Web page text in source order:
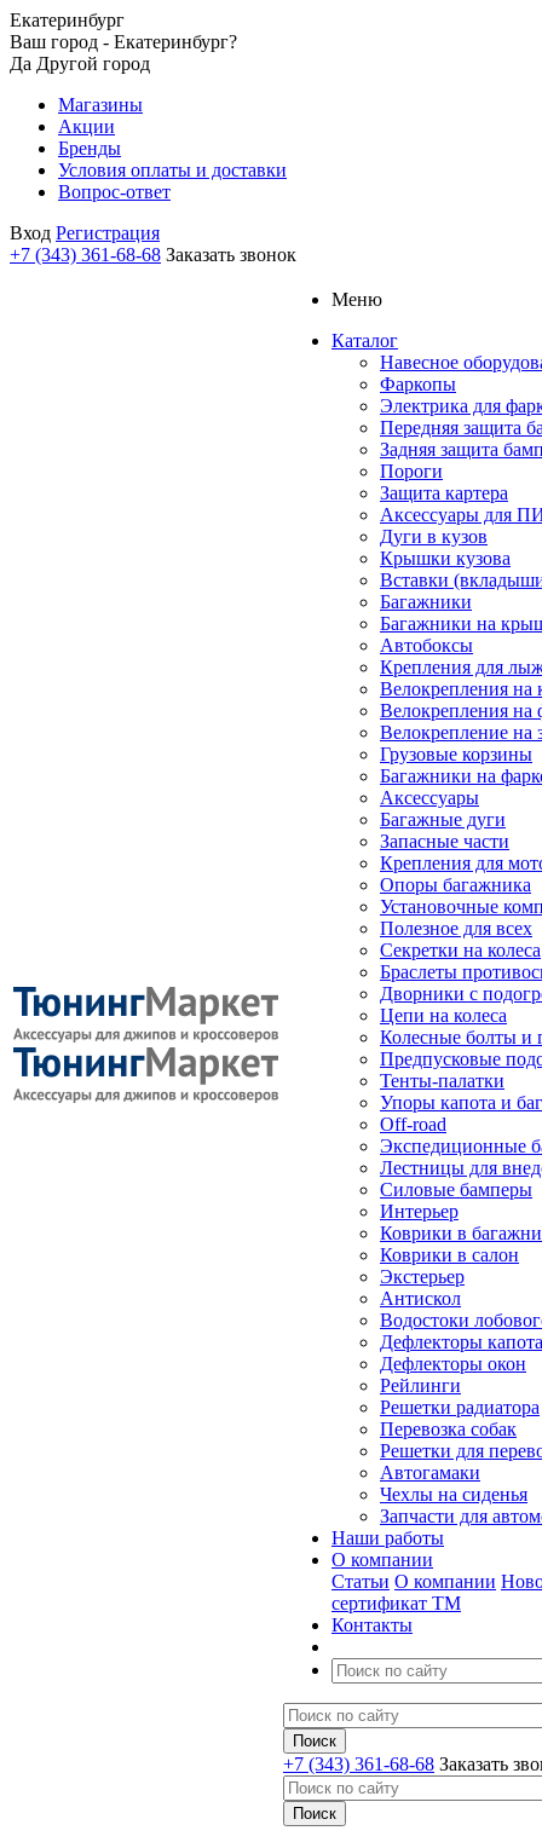
Екатеринбург
Ваш город - Екатеринбург?
Да Другой город
Магазины
Акции
Бренды
Условия оплаты и доставки
Вопрос-ответ
Вход Регистрация
+7 (343) 361-68-68 Заказать звонок
Меню
Каталог
Навесное
Фаркопы
Электрика для
Передняя защита
Задняя защита
Пороги
Защита картера
Аксессуары для
Дуги в кузов
Крышки кузова
Вставки
Багажники
Багажники на
Автобоксы
Крепления для
Велокрепления
Велокрепления на
Велокрепление на
Грузовые корзины
Багажники на
Аксессуары
Багажные дуги
Запасные части
Крепления для
Опоры багажника
Установочные
Полезное для всех
Секретки на колеса
Браслеты
Дворники с
Цепи на колеса
Колесные болты и
Предпусковые
Тенты-палатки
Упоры капота и
Off-road
Экспедиционные
Лестницы для
Силовые бамперы
Интерьер
Коврики в
Коврики в салон
Экстерьер
Антискол
Водостоки
Дефлекторы капота
Дефлекторы окон
Рейлинги
Решетки радиатора
Перевозка собак
Решетки для
Автогамаки
Чехлы на сиденья
Запчасти для
Наши работы
О компании
Статьи О компании
сертификат ТМ
Контакты
+7 (343) 361-68-68 Заказать